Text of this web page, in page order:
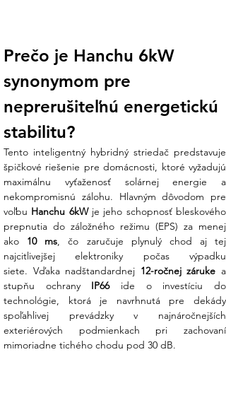
🚚 Doprava zdarma pri objednávke nad 200
€ | Doručenie kuriérom po celom Slovensku
Otázky?info@ensun.sk| +421 902 897 373
Prečo je Hanchu 6kW
synonymom pre
neprerušiteľnú energetickú
stabilitu?
Tento inteligentný hybridný striedač predstavuje
špičkové riešenie pre domácnosti, ktoré vyžadujú
maximálnu vyťaženosť solárnej energie a
nekompromisnú zálohu. Hlavným dôvodom pre
voľbu Hanchu 6kW je jeho schopnosť bleskového
prepnutia do záložného režimu (EPS) za menej
ako 10 ms, čo zaručuje plynulý chod aj tej
najcitlivejšej elektroniky počas výpadku
siete. Vďaka nadštandardnej 12-ročnej záruke a
stupňu ochrany IP66 ide o investíciu do
technológie, ktorá je navrhnutá pre dekády
spoľahlivej prevádzky v najnáročnejších
exteriérových podmienkach pri zachovaní
mimoriadne tichého chodu pod 30 dB.